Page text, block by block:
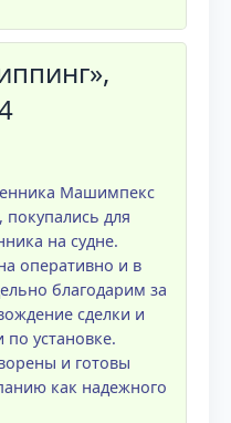
Машимпекс
для
на судне.
оперативно и в
благодарим за
сделки и
по установке.
и готовы
как надежного